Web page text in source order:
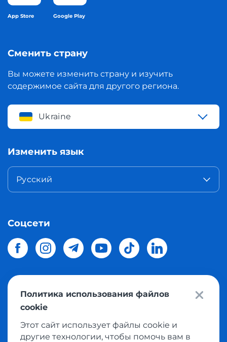
App Store Google Play
Сменить страну
Вы можете изменить страну и изучить
содержимое сайта для другого региона.
Ukraine
Изменить язык
Русский
Соцсети
© 2026 Meest Shoppingдоставка покупок с интернет
магазинов мира в Украину.
Политика конфиденциальности
Политика использования файлов
cookie
Этот сайт использует файлы cookie и
другие технологии, чтобы помочь вам в